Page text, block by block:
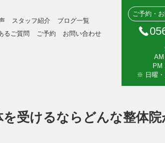
スタッフ紹介
ブログ一覧
るご質問 ご予約
お問い合わせ
ご予約・
PM
※ 日曜・
受けるならどんな整体